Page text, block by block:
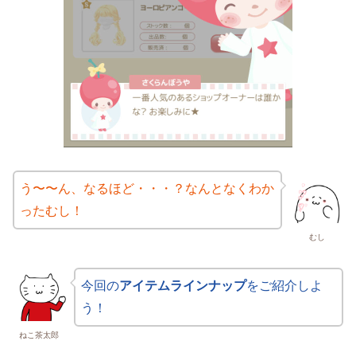
むし
う〜〜ん、なるほど・・・？なんとなくわか
ったむし！
ねこ茶太郎
今回のアイテムラインナップをご紹介しよ
う！